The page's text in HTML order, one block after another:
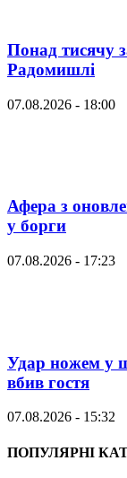
Понад тисячу
Радомишлі
07.08.2026 - 18:00
Афера з
у борги
07.08.2026 - 17:23
Удар ножем у
вбив гостя
07.08.2026 - 15:32
ПОПУЛЯРНІ